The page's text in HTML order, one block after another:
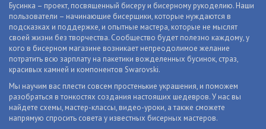
Бусинка – проект, посвященный бисеру и бисерному рукоделию. Наши
пользователи – начинающие бисерщики, которые нуждаются в
подсказках и поддержке, и опытные мастера, которые не мыслят
своей жизни без творчества. Сообщество будет полезно каждому, у
кого в бисерном магазине возникает непреодолимое желание
потратить всю зарплату на пакетики вожделенных бусинок, страз,
красивых камней и компонентов Swarovski.
Мы научим вас плести совсем простенькие украшения, и поможем
разобраться в тонкостях создания настоящих шедевров. У нас вы
найдете схемы, мастер-классы, видео-уроки, а также сможете
напрямую спросить совета у известных бисерных мастеров.